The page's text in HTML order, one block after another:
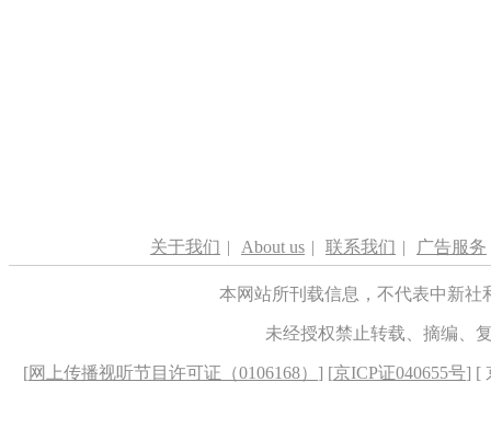
关于我们 | About us | 联系我们 | 广告服务
本网站所刊载信息，不代表中新
未经授权禁止转载、摘编、
[网上传播视听节目许可证（0106168） ] [京ICP证040655号] [